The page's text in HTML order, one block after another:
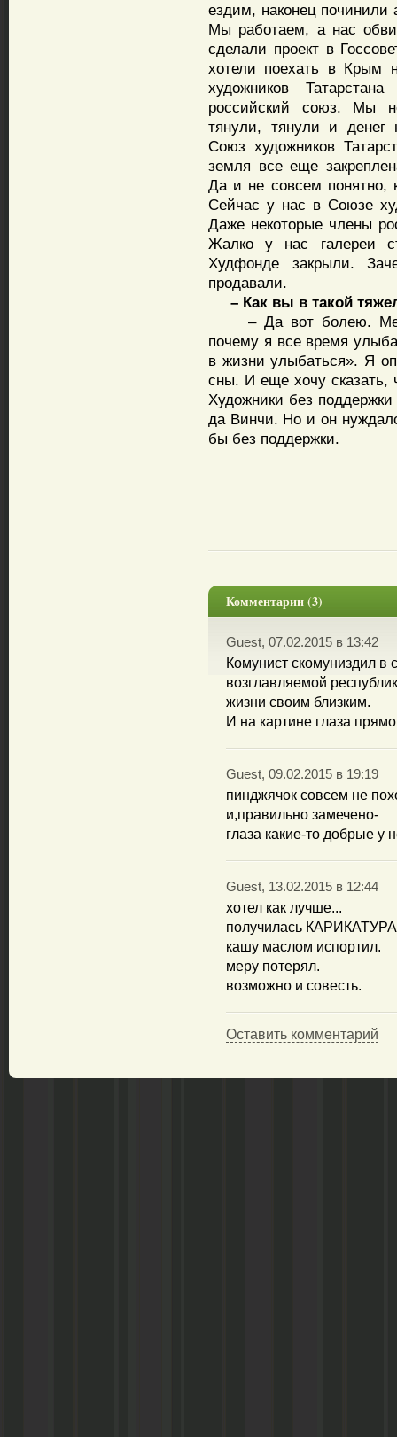
ездим, наконец починили
Мы работаем, а нас
сделали проект в
хотели поехать в Крым
художников
российский союз. Мы
тянули, тянули и денег
Союз художников
земля все еще
Да и не совсем
Сейчас у нас в Союзе
Даже некоторые члены
Жалко у нас галереи
Худфонде закрыли.
продавали.
– Как вы в такой
– Да вот болею.
почему я все время
в жизни улыбаться». Я
сны. И еще хочу сказать,
Художники без
да Винчи. Но и он
бы без поддержки.
Комментарии (3)
Guest, 07.02.2015 в 13:42
Комунист скомуниздил в
возглавляемой
жизни своим близким.
И на картине глаза
Guest, 09.02.2015 в 19:19
пинджячок совсем не
и,правильно замечено-
глаза какие-то добрые у
Guest, 13.02.2015 в 12:44
хотел как лучше...
получилась
кашу маслом испортил.
меру потерял.
возможно и совесть.
Оставить комментарий